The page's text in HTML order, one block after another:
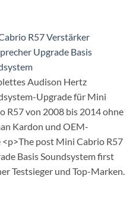
R57 Verstärker
Upgrade Basis
Audison Hertz
Upgrade für Mini
R57 von 2008 bis 2014 ohne
Kardon und OEM-
post Mini Cabrio R57
Basis Soundsystem first
Testsieger und Top-Marken.